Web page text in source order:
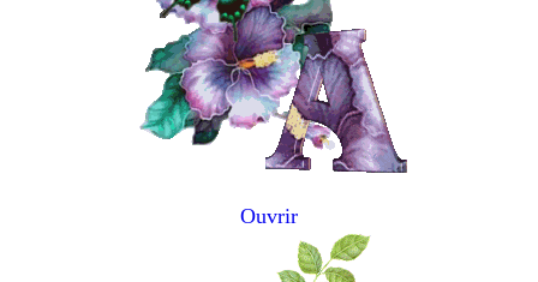
Ouvrir